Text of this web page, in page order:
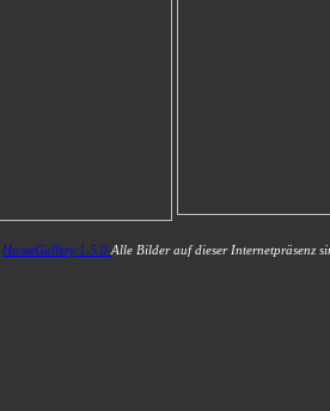
HomeGallery 1.5.0Alle Bilder auf dieser Internetpräsenz